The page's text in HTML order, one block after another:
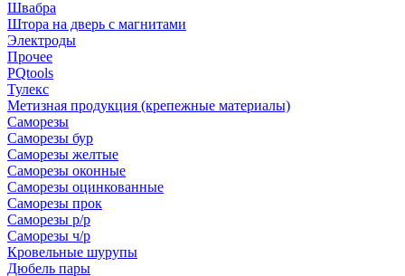
Швабра
Штора на дверь с магнитами
Электроды
Прочее
PQtools
Тулекс
Метизная продукция (крепежные материалы)
Саморезы
Саморезы бур
Саморезы желтые
Саморезы оконные
Саморезы оцинкованные
Саморезы прок
Саморезы р/р
Саморезы ч/р
Кровельные шурупы
Дюбель пары